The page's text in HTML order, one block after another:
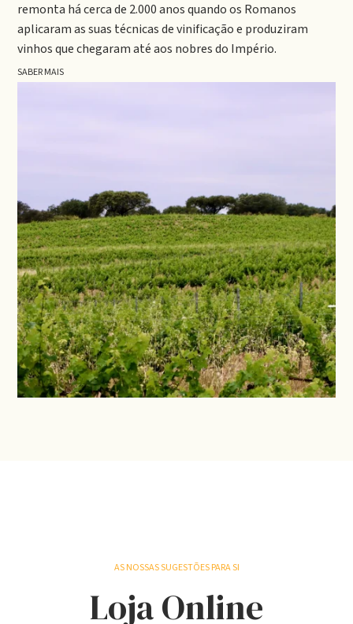
remonta há cerca de 2.000 anos quando os Romanos
aplicaram as suas técnicas de vinificação e produziram
vinhos que chegaram até aos nobres do Império.
SABER MAIS
AS NOSSAS SUGESTÕES PARA SI
Loja Online